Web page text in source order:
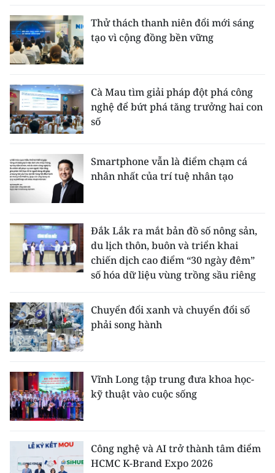
Thử thách thanh niên đổi mới sáng
tạo vì cộng đồng bền vững
Cà Mau tìm giải pháp đột phá công
nghệ để bứt phá tăng trưởng hai con
số
Smartphone vẫn là điểm chạm cá
nhân nhất của trí tuệ nhân tạo
Đắk Lắk ra mắt bản đồ số nông sản,
du lịch thôn, buôn và triển khai
chiến dịch cao điểm “30 ngày đêm”
số hóa dữ liệu vùng trồng sầu riêng
Chuyển đổi xanh và chuyển đổi số
phải song hành
Vĩnh Long tập trung đưa khoa học-
kỹ thuật vào cuộc sống
Công nghệ và AI trở thành tâm điểm
HCMC K-Brand Expo 2026